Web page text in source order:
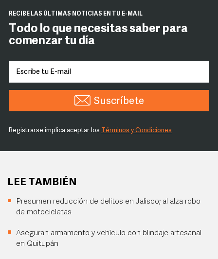
RECIBE LAS ÚLTIMAS NOTICIAS EN TU E-MAIL
Todo lo que necesitas saber para
comenzar tu día
Suscríbete
Registrarse implica aceptar los Términos y Condiciones
LEE TAMBIÉN
Presumen reducción de delitos en Jalisco; al alza robo
de motocicletas
Aseguran armamento y vehículo con blindaje artesanal
en Quitupán